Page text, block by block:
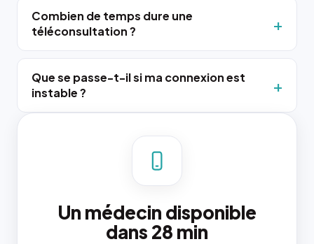
Combien de temps dure une
téléconsultation ?
Que se passe-t-il si ma connexion est
instable ?
Un médecin disponible
dans 28 min